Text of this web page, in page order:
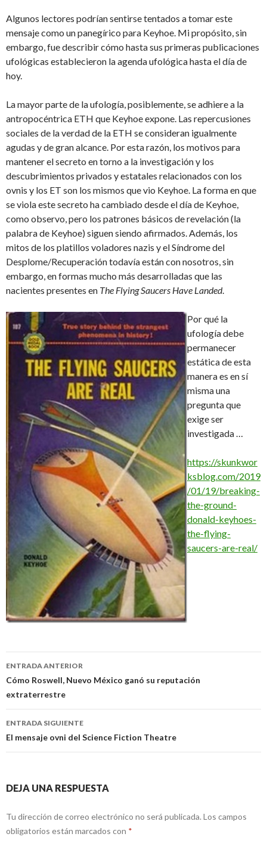
Algunos lectores podrían sentirse tentados a tomar este
mensaje como un panegírico para Keyhoe. Mi propósito, sin
embargo, fue describir cómo hasta sus primeras publicaciones
ufológicas establecieron la agenda ufológica hasta el día de
hoy.
La mayor parte de la ufología, posiblemente, se adhiere a la
antropocéntrica ETH que Keyhoe expone. Las repercusiones
sociales de la verdad de la ETH se consideran igualmente
agudas y de gran alcance. Por esta razón, los motivos para
mantener el secreto en torno a la investigación y los
descubrimientos privados y estatales relacionados con los
ovnis y los ET son los mismos que vio Keyhoe. La forma en que
se viola este secreto ha cambiado desde el día de Keyhoe,
como observo, pero los patrones básicos de revelación (la
palabra de Keyhoe) siguen siendo afirmados. Además, los
mitos de los platillos voladores nazis y el Síndrome del
Desplome/Recuperación todavía están con nosotros, sin
embargo, en formas mucho más desarrolladas que las
nacientes presentes en The Flying Saucers Have Landed.
Por qué la
ufología debe
permanecer
estática de esta
manera es en sí
misma una
pregunta que
exige ser
investigada …
https://skunkwor
ksblog.com/2019
/01/19/breaking-
the-ground-
donald-keyhoes-
the-flying-
saucers-are-real/
Navegación
de
entradas
ENTRADA ANTERIOR
Cómo Roswell, Nuevo México ganó su reputación
extraterrestre
ENTRADA SIGUIENTE
El mensaje ovni del Science Fiction Theatre
DEJA UNA RESPUESTA
Tu dirección de correo electrónico no será publicada. Los campos
obligatorios están marcados con *